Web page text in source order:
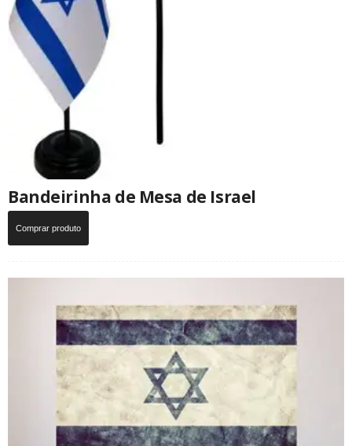
Bandeirinha de Mesa de Israel
Comprar produto